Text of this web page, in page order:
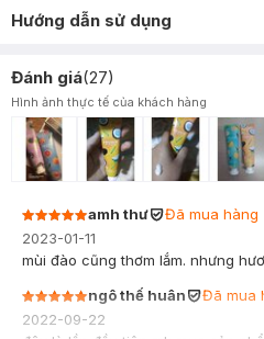
Hướng dẫn sử dụng
Đánh giá(27)
Hình ảnh thực tế của khách hàng
amh thư
Đã mua hàng
2023-01-11
mùi đào cũng thơm lắm. nhưng
ngô thế huân
Đã mua
2022-09-22